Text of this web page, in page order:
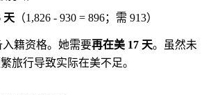
天 （1,826 - 930 = 896；需 913）
入籍资格。她需要再在美 17 天。虽然未
旅行导致实际在美不足。